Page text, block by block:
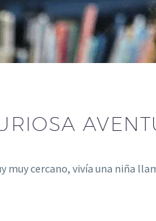
muy cercano, vivía una niña